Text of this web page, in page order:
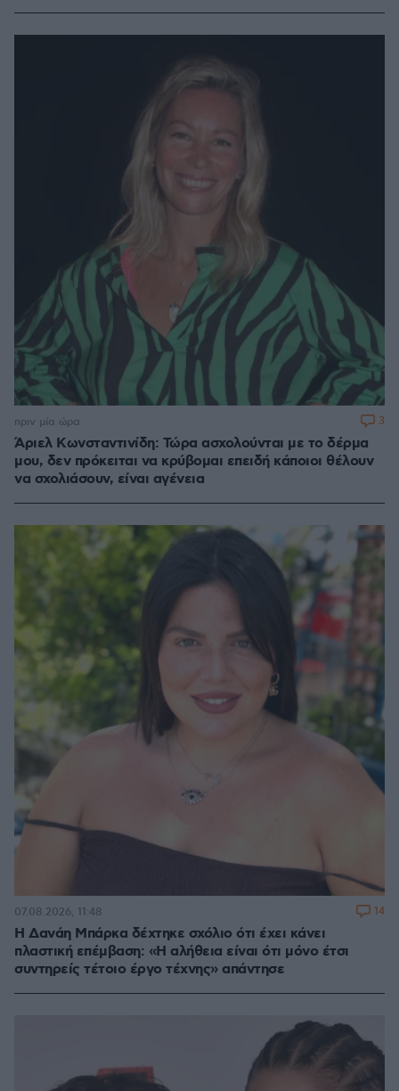
Άριελ Κωνσταντινίδη: Τώρα ασχολούνται με το δέρμα
μου, δεν πρόκειται να κρύβομαι επειδή κάποιοι θέλουν
να σχολιάσουν, είναι αγένεια
πριν μία ώρα 3
Η Δανάη Μπάρκα δέχτηκε σχόλιο ότι έχει κάνει
πλαστική επέμβαση: «Η αλήθεια είναι ότι μόνο έτσι
συντηρείς τέτοιο έργο τέχνης» απάντησε
07.08.2026, 11:48 14